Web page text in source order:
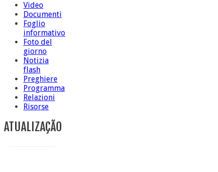
Video
Documenti
Foglio
informativo
Foto del
giorno
Notizia
flash
Preghiere
Programma
Relazioni
Risorse
ATUALIZAÇÃO